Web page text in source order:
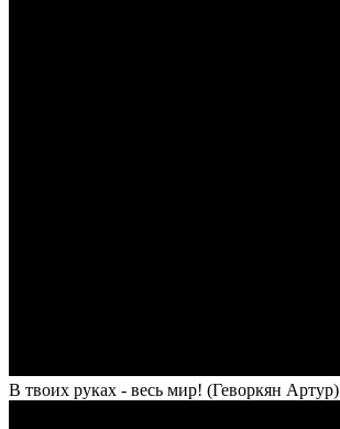
В твоих руках - весь мир! (Геворкян Артур)